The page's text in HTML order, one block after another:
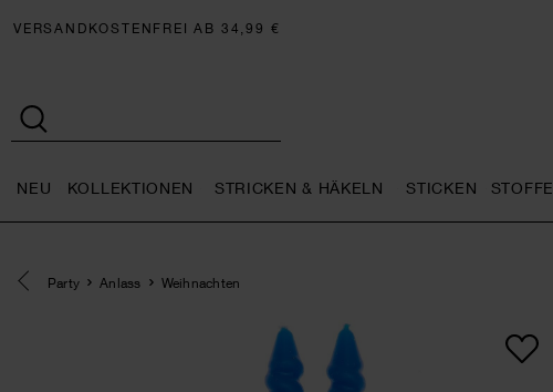
VERSANDKOSTENFREI AB 34,99 €
NEU KOLLEKTIONEN STRICKEN & HÄKELN STICKEN STOFFE
Eine Kategorie zurück navigieren
Party Anlass Weihnachten